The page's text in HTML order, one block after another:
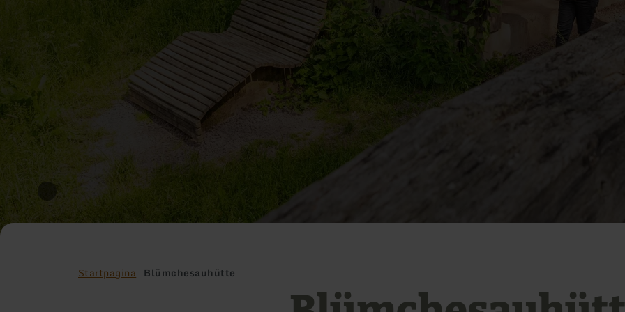
Startpagina Blümchesauhütte